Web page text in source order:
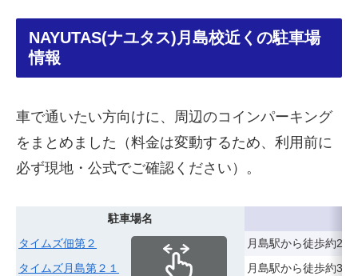
NAYUTAS(ナユタス)月島校近くの駐車場
情報
車で通いたい方向けに、周辺のコインパーキング
をまとめました（料金は変動するため、利用前に
必ず現地・公式でご確認ください）。
駐車場名
タイムズ佃第２
月島駅から徒歩約2
タイムズ月島第２１
月島駅から徒歩約3